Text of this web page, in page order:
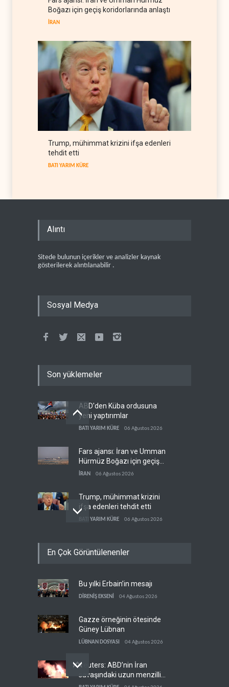
BM yetkilisinden İsrail'e gizli
belge akışı
Boğazı için geçiş koridorlarında anlaştı
İRAN
Trump, mühimmat krizini ifşa edenleri
tehdit etti
BATI YARIM KÜRE
Alıntı
Sitede bulunun içerikler ve analizler kaynak
gösterilerek alıntılanabilir .
Sosyal Medya
Son yüklemeler
ABD'den Küba ordusuna
yeni yaptırımlar
BATI YARIM KÜRE 06 Ağustos 2026
Fars ajansı: İran ve Umman
Hürmüz Boğazı için geçiş
koridorlarında anlaştı
İRAN 06 Ağustos 2026
Trump, mühimmat krizini
ifşa edenleri tehdit etti
BATI YARIM KÜRE 06 Ağustos 2026
Şeria'da işgalci
İsrail, beyin göçünde rekora
koşuyor
En Çok Görüntülenenler
Bu yılki Erbain’in mesajı
DİRENİŞ EKSENİ 04 Ağustos 2026
Gazze örneğinin ötesinde
Güney Lübnan
LÜBNAN DOSYASI 04 Ağustos 2026
Reuters: ABD’nin İran
savaşındaki uzun menzilli
füze stokları tükenme